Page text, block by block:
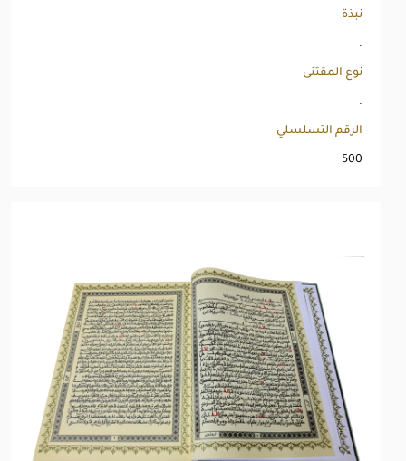
نبذة
.
نوع المقتنى
.
الرقم التسلسلي
500